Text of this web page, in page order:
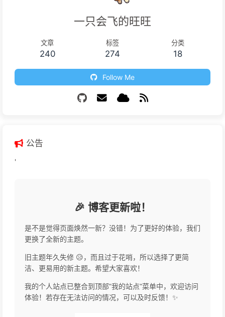
一只会飞的旺旺
文章
240
标签
274
分类
18
Follow Me
公告
'
🎉 博客更新啦！
是不是觉得页面焕然一新？没错！为了更好的体验，我们
更换了全新的主题。
旧主题年久失修 😥，而且过于花哨，所以选择了更简
洁、更易用的新主题。希望大家喜欢！
我的个人站点已整合到顶部"我的站点"菜单中，欢迎访问
体验！若存在无法访问的情况，可以及时反馈！✨